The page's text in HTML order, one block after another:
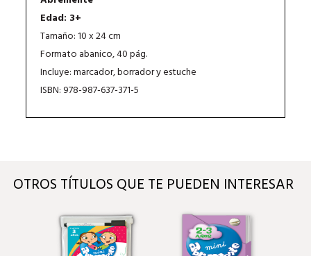
Edad: 3+
Tamaño: 10 x 24 cm
Formato abanico, 40 pág.
Incluye: marcador, borrador y estuche
ISBN: 978-987-637-371-5
OTROS TÍTULOS QUE TE PUEDEN INTERESAR